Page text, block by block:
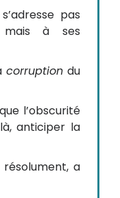
pas
mais à ses
corruption du
l’obscurité
anticiper la
résolument, a